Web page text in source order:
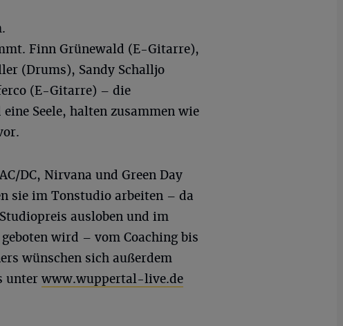
Finn Grünewald (E-Gitarre),
(Drums), Sandy Schalljo
(E-Gitarre) – die
Seele, halten zusammen wie
DC, Nirvana und Green Day
sie im Tonstudio arbeiten – da
ausloben und im
wird – vom Coaching bis
wünschen sich außerdem
unter www.wuppertal-live.de